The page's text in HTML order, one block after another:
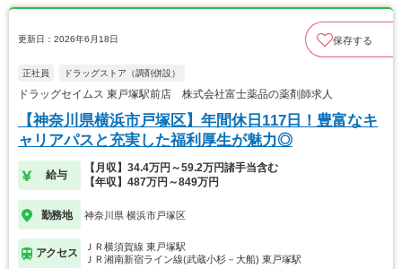
更新日：2026年6月18日 保存する
正社員 ドラッグストア（調剤併設）
ドラッグセイムス 東戸塚駅前店 株式会社富士薬品の薬剤師求人
【神奈川県横浜市戸塚区】年間休日117日！豊富なキ
ャリアパスと充実した福利厚生が魅力◎
給与
【月収】34.4万円～59.2万円諸手当含む
【年収】487万円～849万円
勤務地 神奈川県 横浜市戸塚区
アクセス
ＪＲ横須賀線 東戸塚駅
ＪＲ湘南新宿ライン線(武蔵小杉－大船) 東戸塚駅